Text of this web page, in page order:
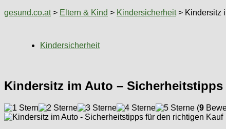
gesund.co.at> Eltern & Kind > Kindersicherheit> Kindersitz
Kindersicherheit
Kindersitz im Auto –
(9